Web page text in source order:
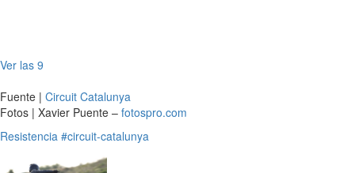
Ver las 9
Fuente | Circuit Catalunya
Fotos | Xavier Puente – fotospro.com
Resistencia #circuit-catalunya